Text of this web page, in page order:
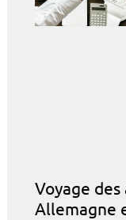
Voyage des
Allemagne